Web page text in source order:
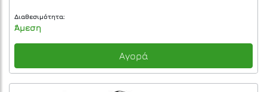
Διαθεσιμότητα:
Άμεση
Αγορά